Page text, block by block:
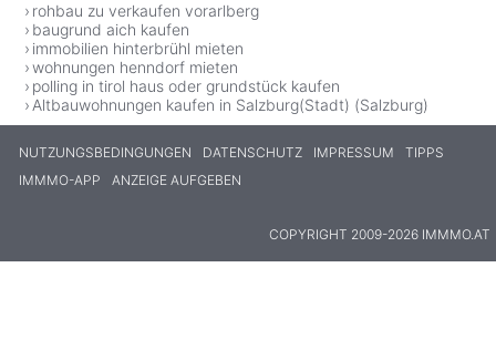
rohbau zu verkaufen vorarlberg
baugrund aich kaufen
immobilien hinterbrühl mieten
wohnungen henndorf mieten
polling in tirol haus oder grundstück kaufen
Altbauwohnungen kaufen in Salzburg(Stadt) (Salzburg)
NUTZUNGSBEDINGUNGEN DATENSCHUTZ IMPRESSUM
TIPPS
IMMMO-APP
ANZEIGE AUFGEBEN
COPYRIGHT 2009-2026 IMMMO.AT